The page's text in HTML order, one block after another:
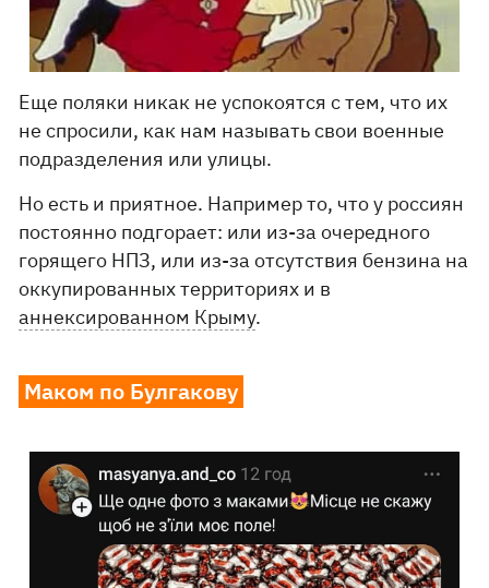
Еще поляки никак не успокоятся с тем, что их
не спросили, как нам называть свои военные
подразделения или улицы.
Но есть и приятное. Например то, что у россиян
постоянно подгорает: или из-за очередного
горящего НПЗ, или из-за отсутствия бензина на
оккупированных территориях и в
аннексированном Крыму.
Маком по Булгакову